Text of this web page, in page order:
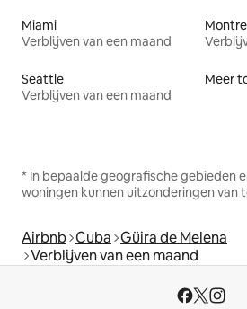
Miami
Verblijven van een maand
Seattle
Verblijven van een maand
Meer
* In bepaalde geografische gebieden
woningen kunnen uitzonderingen van
Airbnb Cuba Güira de Melena
Verblijven van een maand